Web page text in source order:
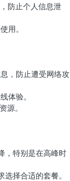
防止个人信息泄
用。
，防止遭受网络攻
体验。
源。
，特别是在高峰时
择合适的套餐。